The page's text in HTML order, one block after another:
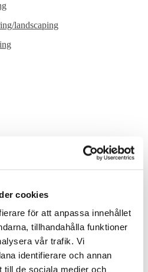
cookies
för att anpassa innehållet
tillhandahålla funktioner
vår trafik. Vi
identifierare och annan
till de sociala medier och
landscaping